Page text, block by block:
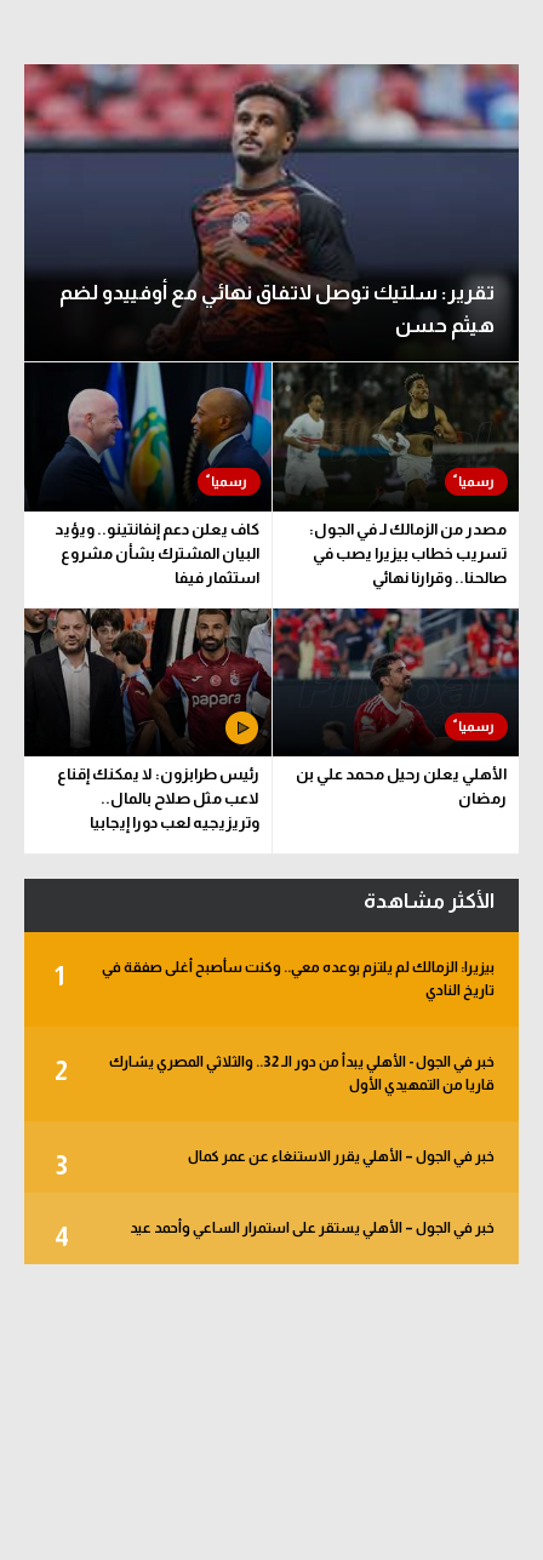
تقرير: سلتيك توصل لاتفاق نهائي مع أوفييدو لضم
هيثم حسن
مصدر من الزمالك لـ في الجول:
تسريب خطاب بيزيرا يصب في
صالحنا.. وقرارنا نهائي
كاف يعلن دعم إنفانتينو.. ويؤيد
البيان المشترك بشأن مشروع
استثمار فيفا
الأهلي يعلن رحيل محمد علي بن
رمضان
رئيس طرابزون: لا يمكنك إقناع
لاعب مثل صلاح بالمال..
وتريزيجيه لعب دورا إيجابيا
الأكثر مشاهدة
1
بيزيرا: الزمالك لم يلتزم بوعده معي.. وكنت سأصبح أغلى صفقة في
تاريخ النادي
2
خبر في الجول - الأهلي يبدأ من دور الـ 32.. والثلاثي المصري يشارك
قاريا من التمهيدي الأول
3 خبر في الجول – الأهلي يقرر الاستنغاء عن عمر كمال
4 خبر في الجول – الأهلي يستقر على استمرار الساعي وأحمد عيد